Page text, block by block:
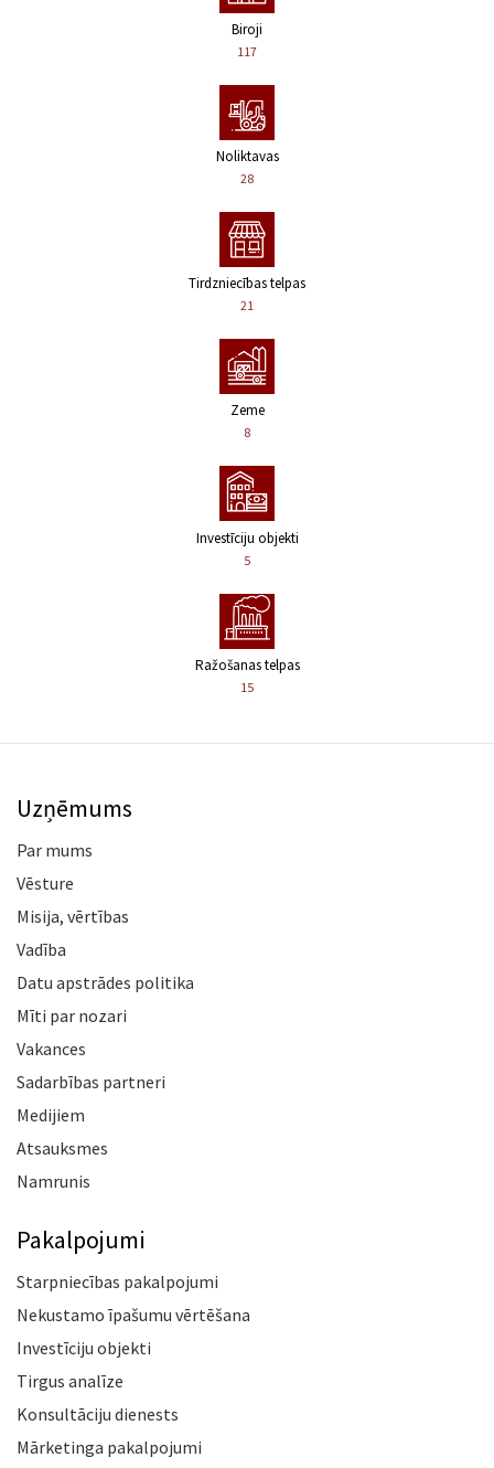
Biroji
117
Noliktavas
28
Tirdzniecības telpas
21
Zeme
8
Investīciju objekti
5
Ražošanas telpas
15
Uzņēmums
Par mums
Vēsture
Misija, vērtības
Vadība
Datu apstrādes politika
Mīti par nozari
Vakances
Sadarbības partneri
Medijiem
Atsauksmes
Namrunis
Pakalpojumi
Starpniecības pakalpojumi
Nekustamo īpašumu vērtēšana
Investīciju objekti
Tirgus analīze
Konsultāciju dienests
Mārketinga pakalpojumi